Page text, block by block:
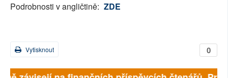
Podrobnosti v angličtině: ZDE
0
Vytisknout